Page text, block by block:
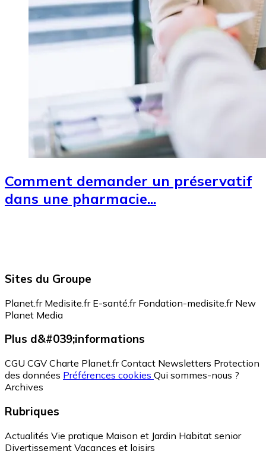
Comment demander un préservatif
dans une pharmacie...
Sites du Groupe
Planet.fr Medisite.fr E-santé.fr Fondation-medisite.fr New
Planet Media
Plus d&#039;informations
CGU CGV Charte Planet.fr Contact Newsletters Protection
des données Préférences cookies Qui sommes-nous ?
Archives
Rubriques
Actualités Vie pratique Maison et Jardin Habitat senior
Divertissement Vacances et loisirs